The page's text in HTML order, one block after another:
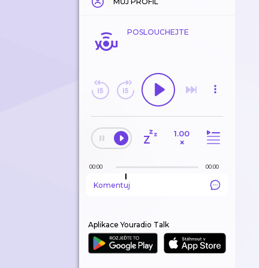
POSLOUCHEJTE
1.00
×
00:00 00:00
Komentuj
Aplikace Youradio Talk